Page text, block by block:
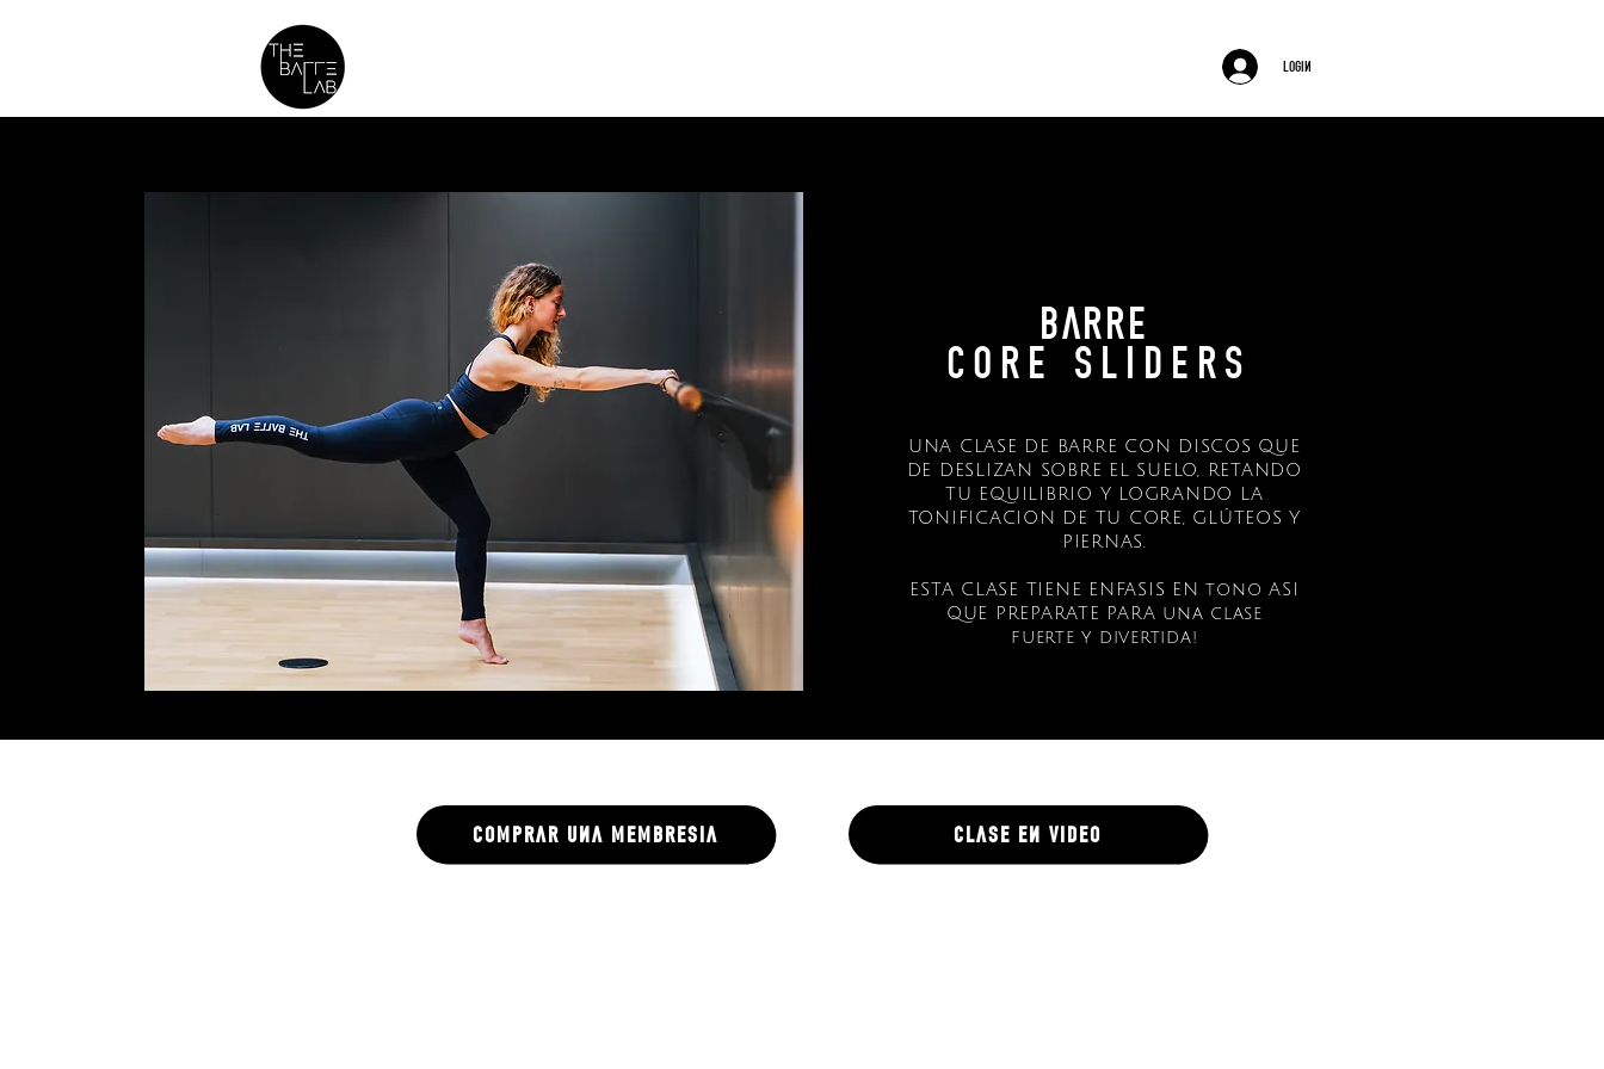
login
barre
c o r e s l i d e r s
UNA CLASE DE BARRE CON DISCOS QUE
DE DESLIZAN SOBRE EL SUELO, RETANDO
TU EQUILIBRIO Y LOGRANDO LA
TONIFICACION DE TU CORE, GLÚTEOS Y
PIERNAS.
ESTA CLASE TIENE ENFASIS EN tono ASI
QUE PREPARATE PARA una clase
fuerte y divertida!
comprar una membresia clase en video